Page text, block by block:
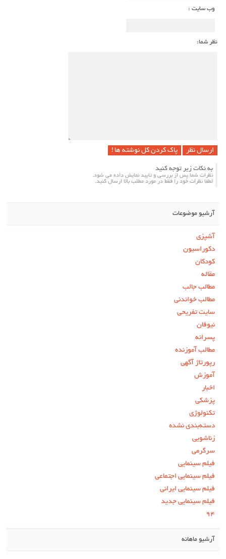
وب سایت :
نظر شما:
پاک کردن کل نوشته ها !
به نکات زیر توجه کنید
نظرات شما پس از بررسی و تایید نمایش داده می شود.
لطفا نظرات خود را فقط در مورد مطلب بالا ارسال کنید.
آرشیو موضوعات
آشپزی
دکوراسیون
کودکان
مقاله
مطالب جالب
مطالب خواندنی
سایت تفریحی
نیوفان
پسرانه
مطالب آموزنده
رپورتاژ آگهی
آموزش
اخبار
پزشکی
تکنولوژی
دسته‌بندی نشده
زناشویی
سرگرمی
فیلم سینمایی
فیلم سینمایی اجتماعی
فیلم سینمایی ایرانی
فیلم سینمایی جدید
۹۴
آرشیو ماهانه